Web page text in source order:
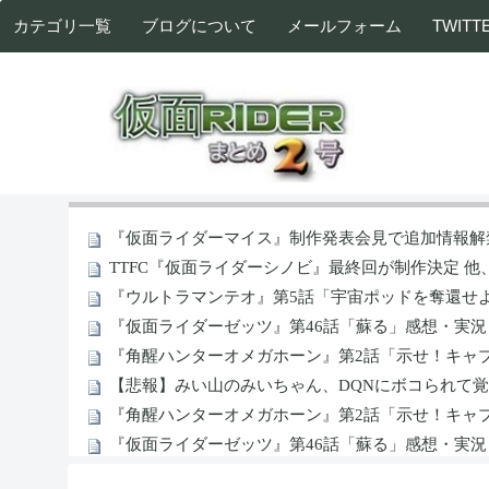
カテゴリ一覧 ブログについて メールフォーム